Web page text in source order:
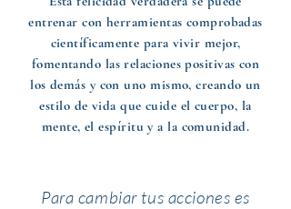
entrenar con herramientas comprobadas
científicamente para vivir mejor,
fomentando las relaciones positivas con
los demás y con uno mismo, creando un
estilo de vida que cuide el cuerpo, la
mente, el espíritu y a la comunidad.
Para cambiar tus acciones es